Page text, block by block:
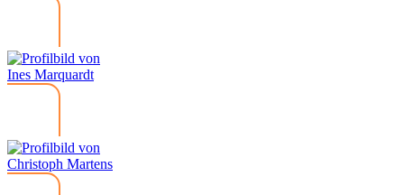
Ines Marquardt
Christoph Martens